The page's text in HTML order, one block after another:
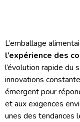
L’emballage
l’expérience des
l’évolution rapide du
innovations
émergent pour
et aux exigences
unes des tendances